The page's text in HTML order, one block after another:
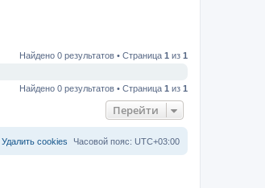
Найдено 0 результатов • Страница 1 из 1
Найдено 0 результатов • Страница 1 из 1
Перейти
Часовой пояс: UTC+03:00
Удалить cookies